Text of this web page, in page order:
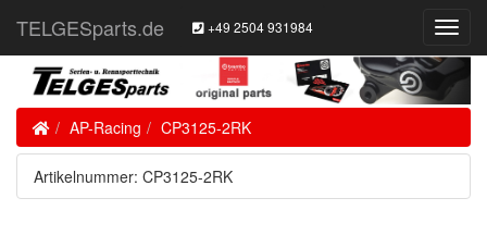
TELGESparts.de +49 2504 931984
HomeAP-Racing CP3125-2RK
Artikelnummer: CP3125-2RK